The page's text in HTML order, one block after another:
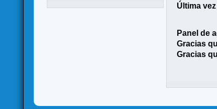
Última
Panel de
Gracias
Gracias